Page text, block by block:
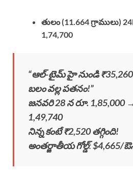
తులం (11.664 గ్రాములు)
1,74,700
“ఆల్-టైమ్ హై నుండి
బలం వల్ల పతనం!”
జనవరి 28 న రూ. 1,85,000
1,49,740
నిన్న కంటే ₹2,520 తగ్గింది!
అంతర్జాతీయ గోల్డ్:$4,665/